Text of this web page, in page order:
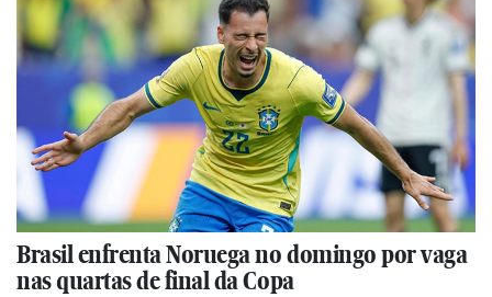
Brasil enfrenta Noruega no domingo por vaga
nas quartas de final da Copa